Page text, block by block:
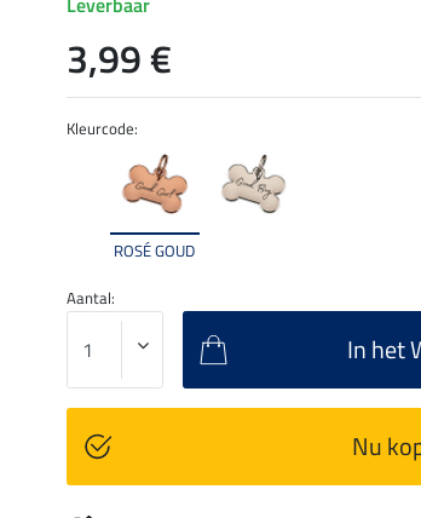
Kleurcode:
ROSÉ GOUD
3,99 €
Aantal:
In het
Nu